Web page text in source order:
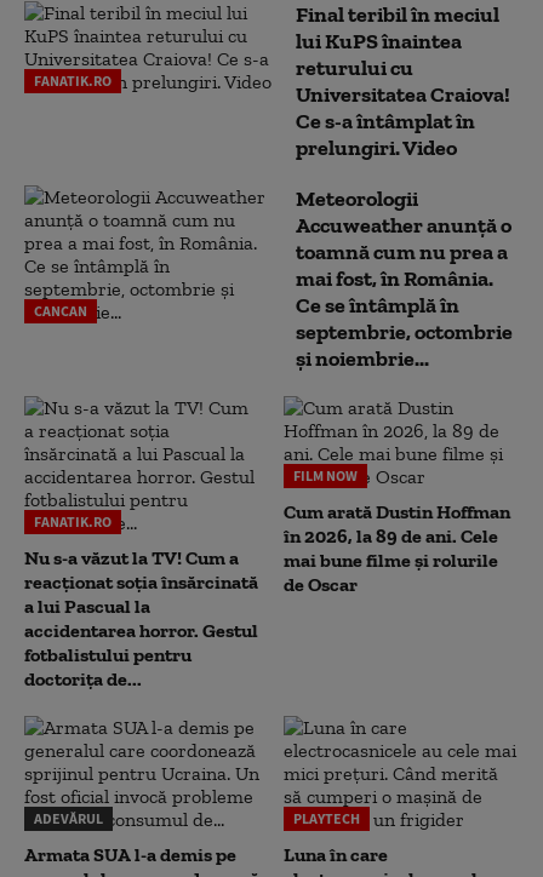
FANATIK.RO
Final teribil în meciul
lui KuPS înaintea
returului cu
Universitatea Craiova!
Ce s-a întâmplat în
prelungiri. Video
CANCAN
Meteorologii
Accuweather anunță o
toamnă cum nu prea a
mai fost, în România.
Ce se întâmplă în
septembrie, octombrie
și noiembrie...
FANATIK.RO
Nu s-a văzut la TV! Cum a
reacţionat soţia însărcinată
a lui Pascual la
accidentarea horror. Gestul
fotbalistului pentru
doctoriţa de...
FILM NOW
Cum arată Dustin Hoffman
în 2026, la 89 de ani. Cele
mai bune filme și rolurile
de Oscar
ADEVĂRUL
Armata SUA l-a demis pe
PLAYTECH
Luna în care